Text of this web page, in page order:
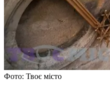
Фото: Твоє місто